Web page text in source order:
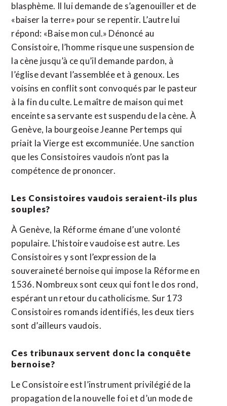
blasphème. Il lui demande de s’agenouiller et de
«baiser la terre» pour se repentir. L’autre lui
répond: «Baise mon cul.» Dénoncé au
Consistoire, l’homme risque une suspension de
la cène jusqu’à ce qu’il demande pardon, à
l’église devant l’assemblée et à genoux. Les
voisins en conflit sont convoqués par le pasteur
à la fin du culte. Le maître de maison qui met
enceinte sa servante est suspendu de la cène. À
Genève, la bourgeoise Jeanne Pertemps qui
priait la Vierge est excommuniée. Une sanction
que les Consistoires vaudois n’ont pas la
compétence de prononcer.
Les Consistoires vaudois seraient-ils plus
souples?
À Genève, la Réforme émane d’une volonté
populaire. L’histoire vaudoise est autre. Les
Consistoires y sont l’expression de la
souveraineté bernoise qui impose la Réforme en
1536. Nombreux sont ceux qui font le dos rond,
espérant un retour du catholicisme. Sur 173
Consistoires romands identifiés, les deux tiers
sont d’ailleurs vaudois.
Ces tribunaux servent donc la conquête
bernoise?
Le Consistoire est l’instrument privilégié de la
propagation de la nouvelle foi et d’un mode de